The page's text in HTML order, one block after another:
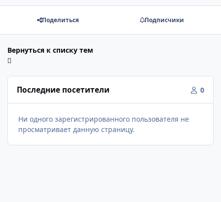
Поделиться Подписчики
Вернуться к списку тем
Последние посетители 0
Ни одного зарегистрированного пользователя не
просматривает данную страницу.